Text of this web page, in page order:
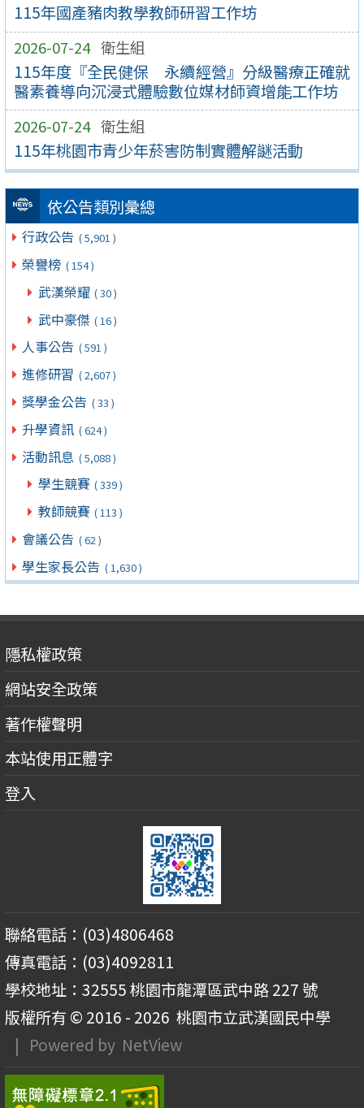
115年國產豬肉教學教師研習工作坊
2026-07-24 衛生組
115年度『全民健保 永續經營』分級醫療正確就
醫素養導向沉浸式體驗數位媒材師資增能工作坊
2026-07-24 衛生組
115年桃園市青少年菸害防制實體解謎活動
依公告類別彙總
行政公告 ( 5,901 )
榮譽榜 ( 154 )
武漢榮耀 ( 30 )
武中豪傑 ( 16 )
人事公告 ( 591 )
進修研習 ( 2,607 )
獎學金公告 ( 33 )
升學資訊 ( 624 )
活動訊息 ( 5,088 )
學生競賽 ( 339 )
教師競賽 ( 113 )
會議公告 ( 62 )
學生家長公告 ( 1,630 )
隱私權政策
網站安全政策
著作權聲明
本站使用正體字
登入
聯絡電話：(03)4806468
傳真電話：(03)4092811
學校地址：32555 桃園市龍潭區武中路 227 號
版權所有 © 2016 - 2026 桃園市立武漢國民中學
| Powered by NetView